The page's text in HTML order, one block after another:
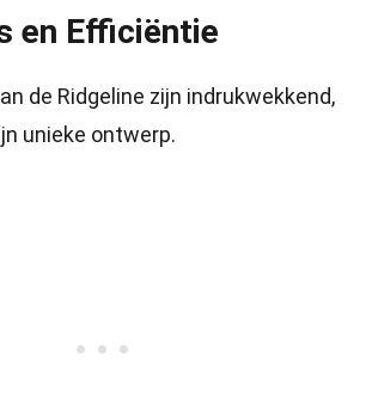
en Efficiëntie
de Ridgeline zijn indrukwekkend,
unieke ontwerp.